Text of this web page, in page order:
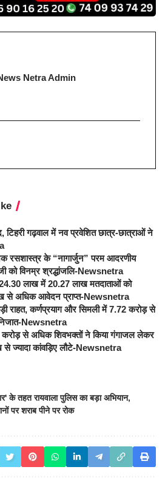
Netra Admin
टिहरी गढ़वाल में नव प्रवेशित छात्र-छात्राओं ने
रसशास्त्र के “नागार्जुन” परम आदरणीय
को विनम्र श्रद्धांजलि-Newsnetra
लाख में 20.27 लाख मतदाताओं को
से अधिक आवेदन प्राप्त-Newsnetra
राहत, कर्णप्रयाग और सिमली में 7.72 करोड़ से
निजात-Newsnetra
करोड़ से अधिक शिवभक्तों ने किया गंगाजल लेकर
ज्यादा कांवड़िए लौटे-Newsnetra
के तहत रायवाला पुलिस का बड़ा अभियान,
पर शराब पीने पर रोक